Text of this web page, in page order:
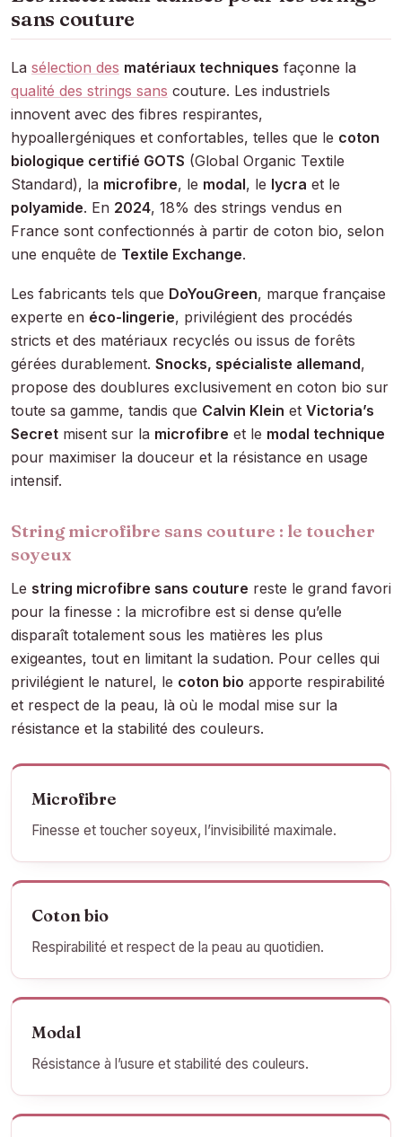
sans couture
La sélection des matériaux techniques façonne la
qualité des strings sans couture. Les industriels
innovent avec des fibres respirantes,
hypoallergéniques et confortables, telles que le coton
biologique certifié GOTS (Global Organic Textile
Standard), la microfibre, le modal, le lycra et le
polyamide. En 2024, 18% des strings vendus en
France sont confectionnés à partir de coton bio, selon
une enquête de Textile Exchange.
Les fabricants tels que DoYouGreen, marque française
experte en éco-lingerie, privilégient des procédés
stricts et des matériaux recyclés ou issus de forêts
gérées durablement. Snocks, spécialiste allemand,
propose des doublures exclusivement en coton bio sur
toute sa gamme, tandis que Calvin Klein et Victoria’s
Secret misent sur la microfibre et le modal technique
pour maximiser la douceur et la résistance en usage
intensif.
String microfibre sans couture : le toucher
soyeux
Le string microfibre sans couture reste le grand favori
pour la finesse : la microfibre est si dense qu’elle
disparaît totalement sous les matières les plus
exigeantes, tout en limitant la sudation. Pour celles qui
privilégient le naturel, le coton bio apporte respirabilité
et respect de la peau, là où le modal mise sur la
résistance et la stabilité des couleurs.
Microfibre
Finesse et toucher soyeux, l’invisibilité maximale.
Coton bio
Respirabilité et respect de la peau au quotidien.
Modal
Résistance à l’usure et stabilité des couleurs.